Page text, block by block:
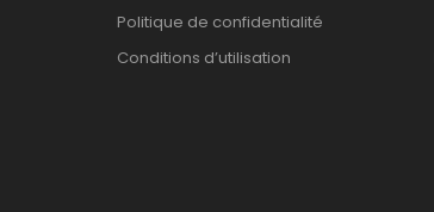
Politique de confidentialité
Conditions d’utilisation